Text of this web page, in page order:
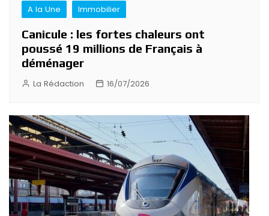
A la Une Immobilier
Canicule : les fortes chaleurs ont
poussé 19 millions de Français à
déménager
La Rédaction 16/07/2026